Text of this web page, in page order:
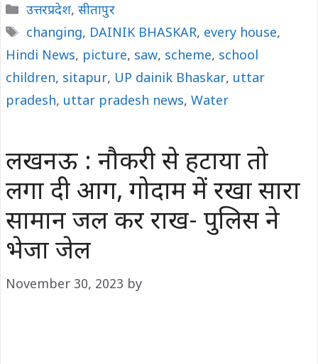
Categories
उत्तरप्रदेश, सीतापुर
Tags
changing, DAINIK BHASKAR, every house,
Hindi News, picture, saw, scheme, school
children, sitapur, UP dainik Bhaskar, uttar
pradesh, uttar pradesh news, Water
लखनऊ : नौकरी से हटाया तो
लगा दी आग, गोदाम में रखा सारा
सामान जल कर राख- पुलिस ने
भेजा जेल
November 30, 2023 by